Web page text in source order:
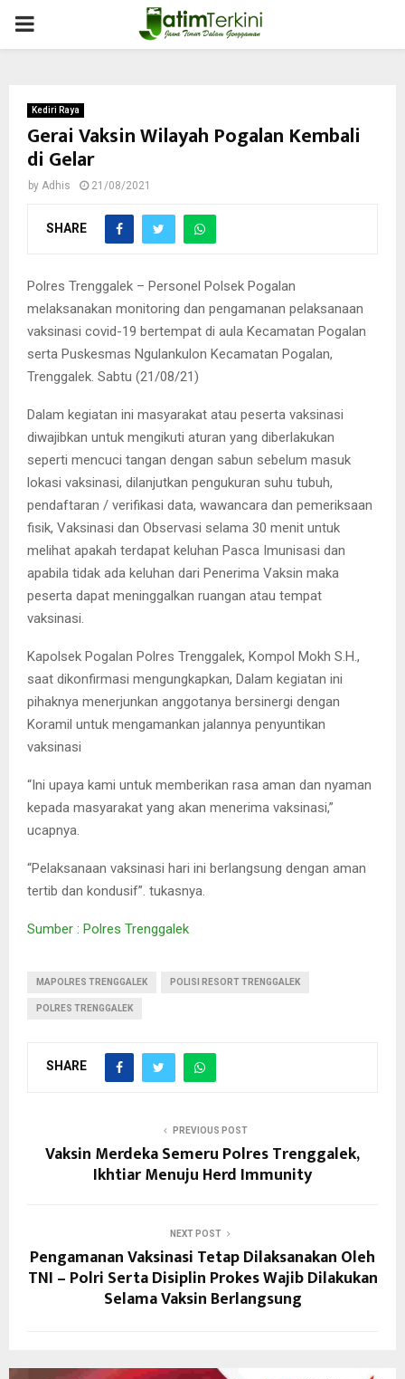
PRIMARY
Kediri Raya
Gerai Vaksin Wilayah Pogalan Kembali
di Gelar
by Adhis 21/08/2021
SHARE
Polres Trenggalek – Personel Polsek Pogalan
melaksanakan monitoring dan pengamanan pelaksanaan
vaksinasi covid-19 bertempat di aula Kecamatan Pogalan
serta Puskesmas Ngulankulon Kecamatan Pogalan,
Trenggalek. Sabtu (21/08/21)
Dalam kegiatan ini masyarakat atau peserta vaksinasi
diwajibkan untuk mengikuti aturan yang diberlakukan
seperti mencuci tangan dengan sabun sebelum masuk
lokasi vaksinasi, dilanjutkan pengukuran suhu tubuh,
pendaftaran / verifikasi data, wawancara dan pemeriksaan
fisik, Vaksinasi dan Observasi selama 30 menit untuk
melihat apakah terdapat keluhan Pasca Imunisasi dan
apabila tidak ada keluhan dari Penerima Vaksin maka
peserta dapat meninggalkan ruangan atau tempat
vaksinasi.
Kapolsek Pogalan Polres Trenggalek, Kompol Mokh S.H.,
saat dikonfirmasi mengungkapkan, Dalam kegiatan ini
pihaknya menerjunkan anggotanya bersinergi dengan
Koramil untuk mengamankan jalannya penyuntikan
vaksinasi
“Ini upaya kami untuk memberikan rasa aman dan nyaman
kepada masyarakat yang akan menerima vaksinasi,”
ucapnya.
“Pelaksanaan vaksinasi hari ini berlangsung dengan aman
tertib dan kondusif”. tukasnya.
Sumber : Polres Trenggalek
MAPOLRES TRENGGALEK POLISI RESORT TRENGGALEK
POLRES TRENGGALEK
SHARE
PREVIOUS POST
Vaksin Merdeka Semeru Polres Trenggalek,
Ikhtiar Menuju Herd Immunity
NEXT POST
Pengamanan Vaksinasi Tetap Dilaksanakan Oleh
TNI – Polri Serta Disiplin Prokes Wajib Dilakukan
Selama Vaksin Berlangsung